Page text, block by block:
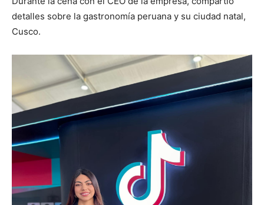
detalles sobre la gastronomía peruana y su ciudad natal,
Cusco.